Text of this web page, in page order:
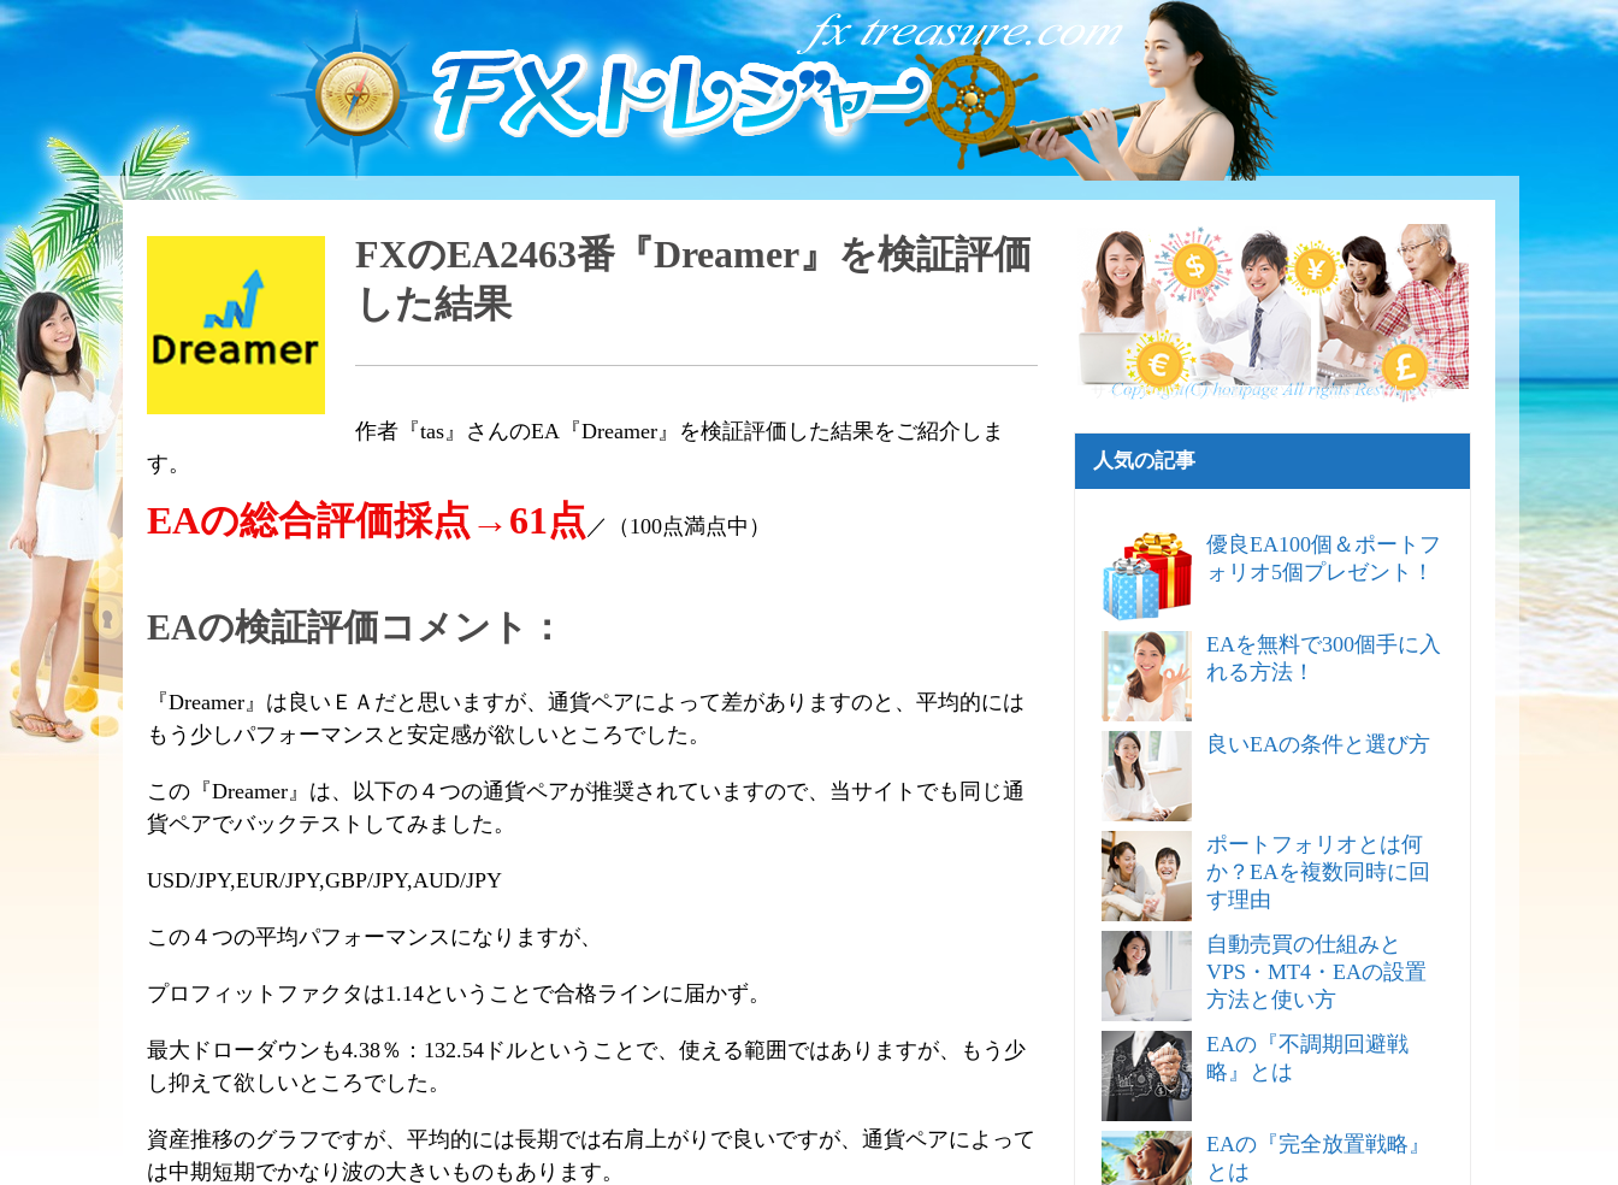
FXのEA2463番『Dreamer』を検証評価
した結果
作者『tas』さんのEA『Dreamer』を検証評価した結果をご紹介しま
す。
EAの総合評価採点→61点 ／（100点満点中）
EAの検証評価コメント：
『Dreamer』は良いＥＡだと思いますが、通貨ペアによって差がありますのと、平均的には
もう少しパフォーマンスと安定感が欲しいところでした。
この『Dreamer』は、以下の４つの通貨ペアが推奨されていますので、当サイトでも同じ通
貨ペアでバックテストしてみました。
USD/JPY,EUR/JPY,GBP/JPY,AUD/JPY
この４つの平均パフォーマンスになりますが、
プロフィットファクタは1.14ということで合格ラインに届かず。
最大ドローダウンも4.38％：132.54ドルということで、使える範囲ではありますが、もう少
し抑えて欲しいところでした。
資産推移のグラフですが、平均的には長期では右肩上がりで良いですが、通貨ペアによって
は中期短期でかなり波の大きいものもあります。
サイトマップ - FX自動売買ソフト無料EAトレジャー
人気の記事
優良EA100個＆ポートフ
ォリオ5個プレゼント！
EAを無料で300個手に入
れる方法！
良いEAの条件と選び方
ポートフォリオとは何
か？EAを複数同時に回
す理由
自動売買の仕組みと
VPS・MT4・EAの設置
方法と使い方
EAの『不調期回避戦
略』とは
EAの『完全放置戦略』
とは